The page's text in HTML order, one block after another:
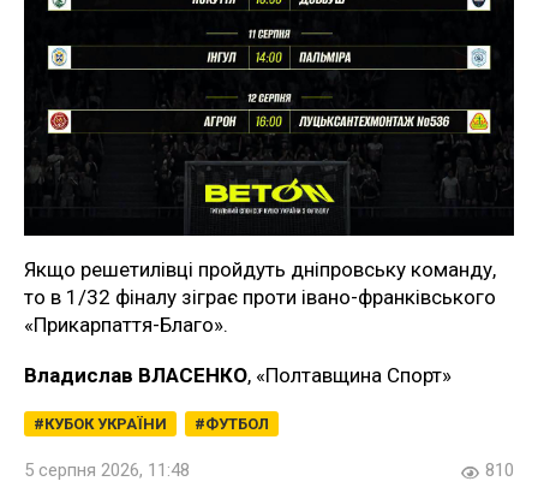
Якщо решетилівці пройдуть дніпровську команду,
то в 1/32 фіналу зіграє проти івано-франківського
«Прикарпаття-Благо».
Владислав ВЛАСЕНКО, «Полтавщина Спорт»
КУБОК УКРАЇНИ ФУТБОЛ
5 серпня 2026, 11:48 810